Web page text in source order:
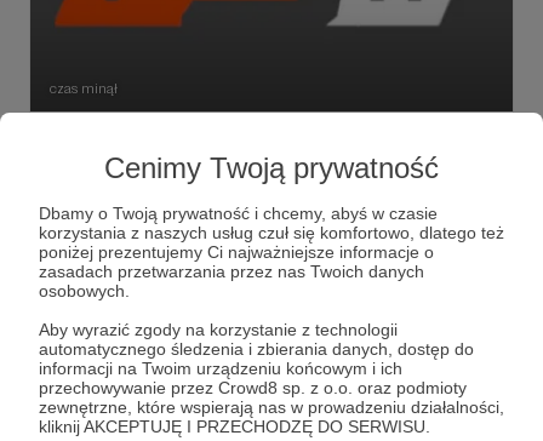
Cenimy Twoją prywatność
Dbamy o Twoją prywatność i chcemy, abyś w czasie
korzystania z naszych usług czuł się komfortowo, dlatego też
poniżej prezentujemy Ci najważniejsze informacje o
zasadach przetwarzania przez nas Twoich danych
osobowych.
Aby wyrazić zgody na korzystanie z technologii
automatycznego śledzenia i zbierania danych, dostęp do
informacji na Twoim urządzeniu końcowym i ich
przechowywanie przez Crowd8 sp. z o.o. oraz podmioty
zewnętrzne, które wspierają nas w prowadzeniu działalności,
kliknij AKCEPTUJĘ I PRZECHODZĘ DO SERWISU.
czas minął
28%